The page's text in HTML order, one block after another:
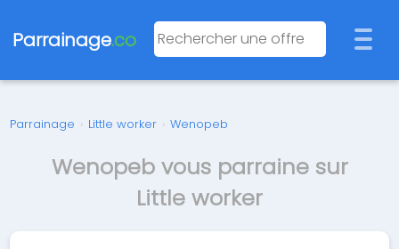
Parrainage.co
Parrainage › Little worker › Wenopeb
Wenopeb vous parraine sur
Little worker